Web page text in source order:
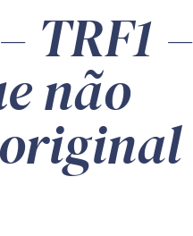
TRF1 –
não